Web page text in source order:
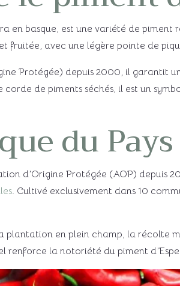
en basque, est une variété de
fruitée, avec une légère pointe de
Protégée) depuis 2000, il garantit
de piments séchés, il est un
du
d’Origine Protégée (AOP)
. Cultivé exclusivement dans 10
plantation en plein champ, la
renforce la notoriété du piment